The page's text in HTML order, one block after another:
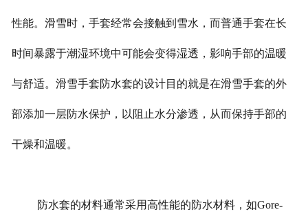
性能。滑雪时，手套经常会接触到雪水，而普通手套在长
时间暴露于潮湿环境中可能会变得湿透，影响手部的温暖
与舒适。滑雪手套防水套的设计目的就是在滑雪手套的外
部添加一层防水保护，以阻止水分渗透，从而保持手部的
干燥和温暖。
防水套的材料通常采用高性能的防水材料，如Gore-